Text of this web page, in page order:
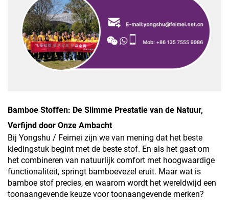
Bamboe Stoffen: De Slimme Prestatie van de Natuur,
Verfijnd door Onze Ambacht
Bij Yongshu / Feimei zijn we van mening dat het beste
kledingstuk begint met de beste stof. En als het gaat om
het combineren van natuurlijk comfort met hoogwaardige
functionaliteit, springt bamboevezel eruit. Maar wat is
bamboe stof precies, en waarom wordt het wereldwijd een
toonaangevende keuze voor toonaangevende merken?